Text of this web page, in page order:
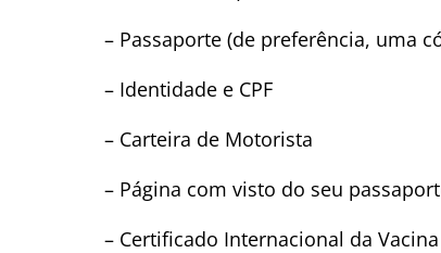
– Passaporte (de preferência, uma
– Identidade e CPF
– Carteira de Motorista
– Página com visto do seu
– Certificado Internacional da